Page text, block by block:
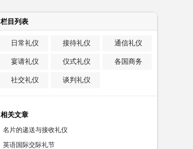
栏目列表
日常礼仪 接待礼仪 通信礼仪
宴请礼仪 仪式礼仪 各国商务
社交礼仪 谈判礼仪
相关文章
名片的递送与接收礼仪
英语国际交际礼节